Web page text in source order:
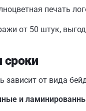
печать
от 50 штук,
сроки
зависит от вида
и